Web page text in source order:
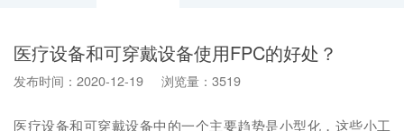
医疗设备和可穿戴设备使用FPC的好处？
发布时间：2020-12-19 浏览量：3519
医疗设备和可穿戴设备中的一个主要趋势是小型化，这些小工